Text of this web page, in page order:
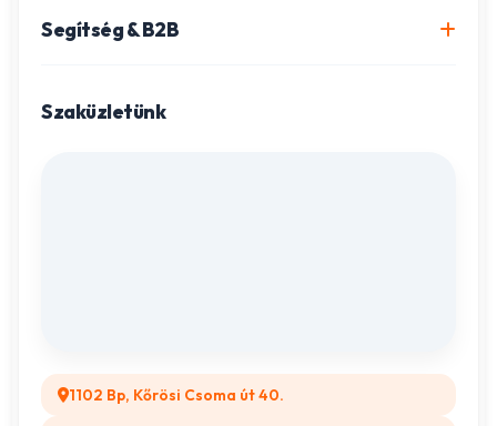
Igazolványkép készítés
Gravírozott ajándékok
Segítség & B2B
Szaküzletünk
1102 Bp, Kőrösi Csoma út 40.